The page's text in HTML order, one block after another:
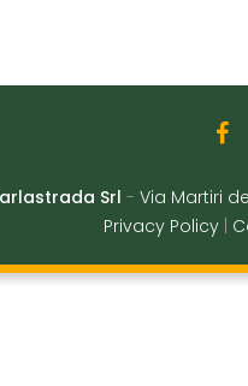
Srl - Via Martiri
Privacy Policy